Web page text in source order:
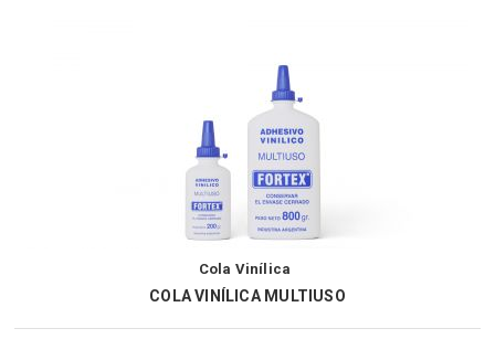
Cola Vinílica
COLA VINÍLICA MULTIUSO